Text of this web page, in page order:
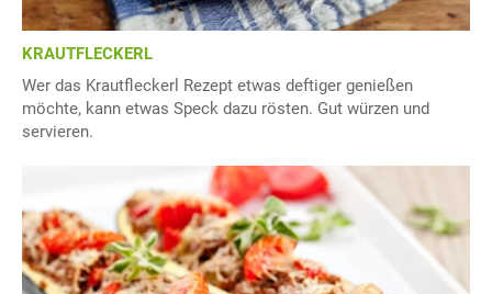
KRAUTFLECKERL
Wer das Krautfleckerl Rezept etwas deftiger genießen
möchte, kann etwas Speck dazu rösten. Gut würzen und
servieren.